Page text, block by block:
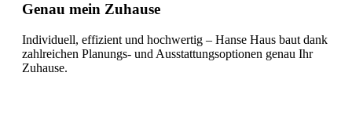
Genau mein Zuhause
Individuell, effizient und hochwertig – Hanse Haus baut dank
zahlreichen Planungs- und Ausstattungsoptionen genau Ihr
Zuhause.